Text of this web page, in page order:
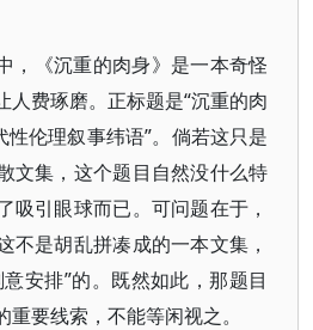
，《沉重的肉身》是一本奇怪
人费琢磨。正标题是“沉重的肉
性伦理叙事纬语”。倘若这只是
文集，这个题目自然没什么特
吸引眼球而已。可问题在于，
不是胡乱拼凑成的一本文集，
安排”的。既然如此，那题目
要线索，不能等闲视之。